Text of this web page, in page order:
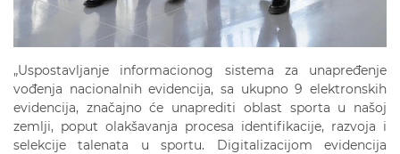
„Uspostavljanje informacionog sistema za unapređenje
vođenja nacionalnih evidencija, sa ukupno 9 elektronskih
evidencija, značajno će unaprediti oblast sporta u našoj
zemlji, poput olakšavanja procesa identifikacije, razvoja i
selekcije talenata u sportu. Digitalizacijom evidencija